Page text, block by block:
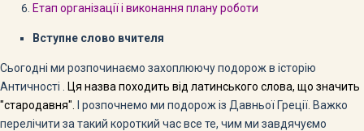
Етап організації і виконання плану роботи
Вступне слово вчителя
Сьогодні ми розпочинаємо захоплюючу подорож в історію
Античності .
Ця назва походить від латинського слова, що значить
"стародавня".
І розпочнемо ми подорож із Давньої Греції. Важко
перелічити за такий короткий час все те, чим ми завдячуємо